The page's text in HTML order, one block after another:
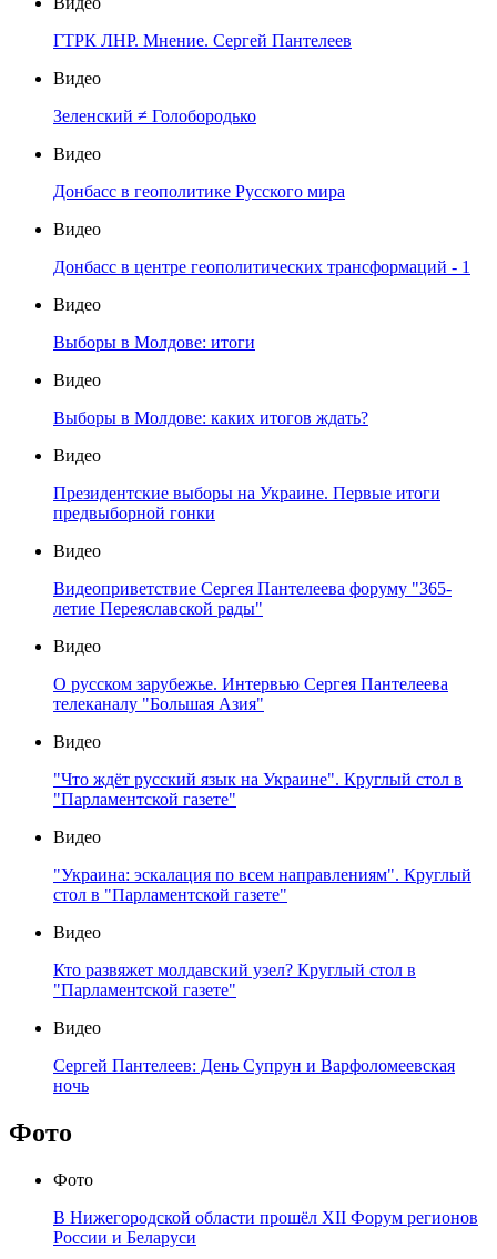
ГТРК ЛНР. Мнение. Сергей Пантелеев
Видео
Зеленский ≠ Голобородько
Видео
Донбасс в геополитике Русского мира
Видео
Донбасс в центре геополитических трансформаций - 1
Видео
Выборы в Молдове: итоги
Видео
Выборы в Молдове: каких итогов ждать?
Видео
Президентские выборы на Украине. Первые итоги
предвыборной гонки
Видео
Видеоприветствие Сергея Пантелеева форуму "365-
летие Переяславской рады"
Видео
О русском зарубежье. Интервью Сергея Пантелеева
телеканалу "Большая Азия"
Видео
"Что ждёт русский язык на Украине". Круглый стол в
"Парламентской газете"
Видео
"Украина: эскалация по всем направлениям". Круглый
стол в "Парламентской газете"
Видео
Кто развяжет молдавский узел? Круглый стол в
"Парламентской газете"
Видео
Сергей Пантелеев: День Супрун и Варфоломеевская
ночь
Фото
Фото
В Нижегородской области прошёл XII Форум регионов
России и Беларуси